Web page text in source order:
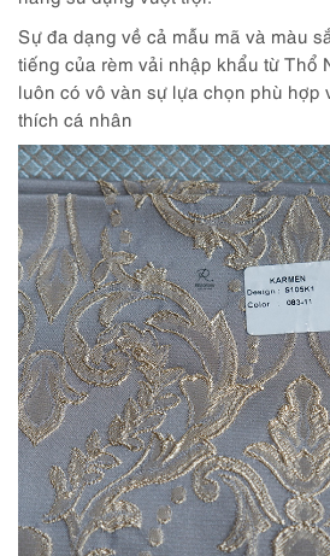
Sự đa dạng về cả mẫu mã và màu
tiếng của rèm vải nhập khẩu từ Thổ
luôn có vô vàn sự lựa chọn phù hợp
thích cá nhân